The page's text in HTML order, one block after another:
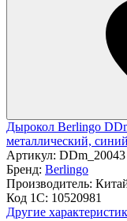
Дырокол Berlingo
металлический, синий
Артикул: DDm_20043
Бренд: Berlingo
Производитель:
Код 1С: 10520981
Другие